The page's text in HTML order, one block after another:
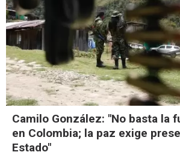
Camilo González: "No basta la
en Colombia; la paz exige
Estado"